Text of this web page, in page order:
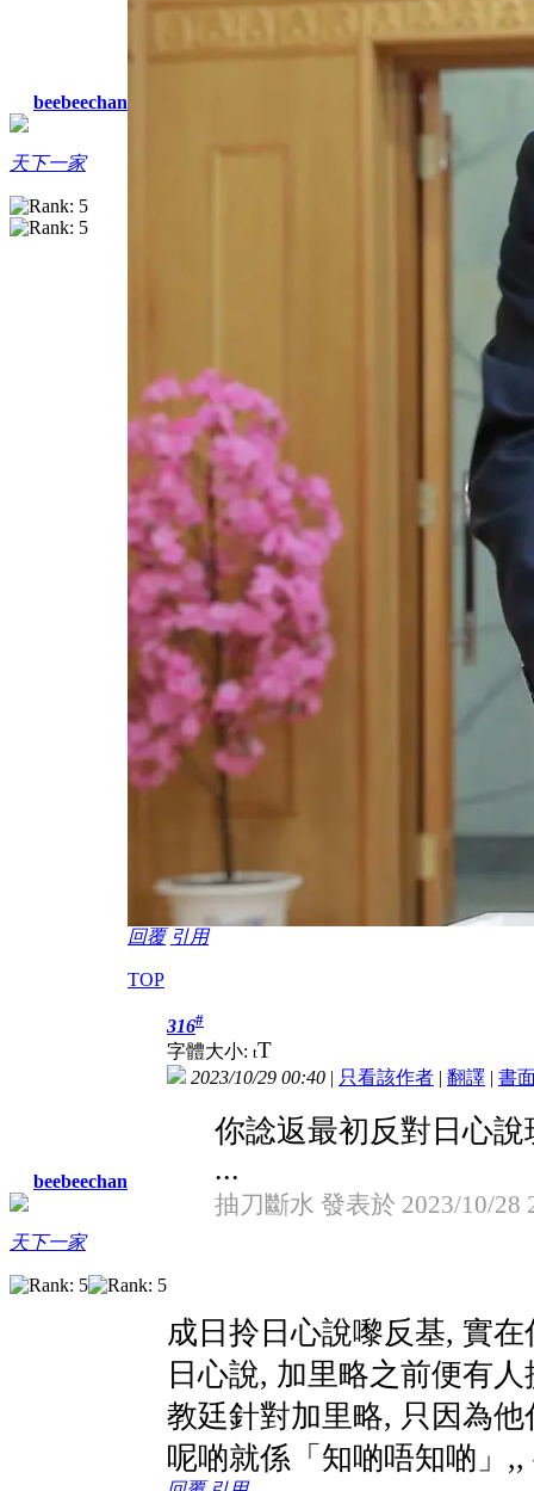
beebeechan
天下一家
回覆 引用
TOP
beebeechan
天下一家
316#
字體大小: tT
2023/10/29 00:40 | 只看該作者 | 翻譯 | 書
你諗返最初反對日心說
...
抽刀斷水 發表於 2023/10/28
成日拎日心說嚟反基, 實
日心說, 加里略之前便有
教廷針對加里略, 只因為他
呢啲就係「知啲唔知啲」